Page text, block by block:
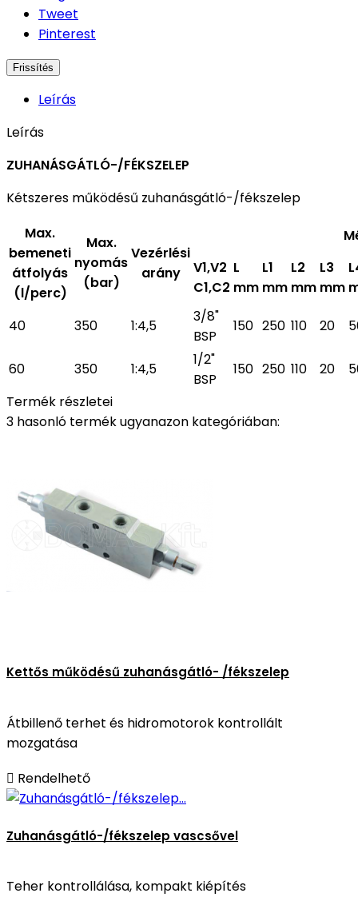
Tweet
Pinterest
Leírás
Leírás
ZUHANÁSGÁTLÓ-/FÉKSZELEP
Kétszeres működésű zuhanásgátló-/fékszelep
Max.
bemeneti
átfolyás
(l/perc)
Max.
nyomás
(bar)
Vezérlési
arány
V1,V2
C1,C2
L
mm
L1
mm
L2
mm
L3
mm
40 350 1:4,5
3/8"
BSP
150 250 110 20
60 350 1:4,5
1/2"
BSP
150 250 110 20
Termék részletei
3 hasonló termék ugyanazon kategóriában:
Kettős működésű zuhanásgátló- /fékszelep
Átbillenő terhet és hidromotorok kontrollált
mozgatása
 Rendelhető
Zuhanásgátló-/fékszelep vascsővel
Teher kontrollálása, kompakt kiépítés